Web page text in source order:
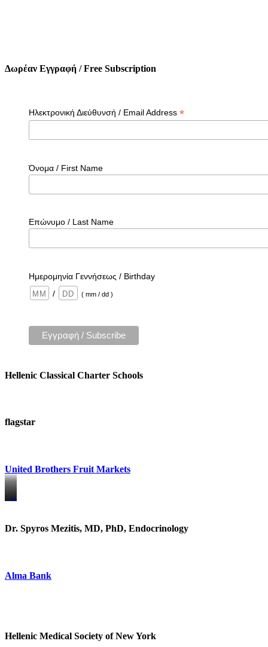
Δωρέαν Εγγραφή / Free Subscription
Ηλεκτρονική Διεύθυνσή / Email Address *
Όνομα / First Name
Επώνυμο / Last Name
Ημερομηνία Γεννήσεως / Birthday
/
( mm / dd )
Hellenic Classical Charter Schools
flagstar
United Brothers Fruit Markets
https://www.unitedbrothersfruitmarkets.com/
https://www.unitedbrothersfruitmarkets.com/
Dr. Spyros Mezitis, MD, PhD, Endocrinology
Alma Bank
Hellenic Medical Society of New York